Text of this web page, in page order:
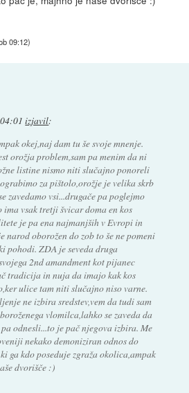
09:12)
izjavil:
okej,naj dam tu še svoje mnenje.
orožja problem,sam pa menim da ni
listine nismo niti slučajno ponoreli
za pištolo,orožje je velika skrb
zavedamo vsi...drugače pa poglejmo
vsak tretji švicar doma en kos
je pa ena najmanjših v Evropi in
narod oborožen do zob to še ne pomeni
pohodi. ZDA je seveda druga
2nd amandment kot pijanec
tradicija in nuja da imajo kak kos
ulice tam niti slučajno niso varne.
ne izbira sredstev,vem da tudi sam
vlomilca,lahko se zaveda da
odnesli...to je pač njegova izbira. Me
nekako demoniziran odnos do
ga kdo poseduje zgraža okolica,ampak
dvorišče :)